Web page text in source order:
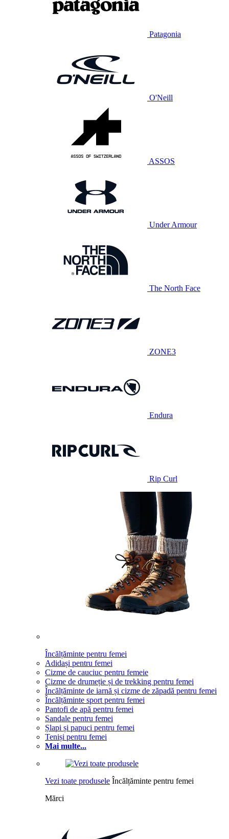
Patagonia
O'Neill
ASSOS
Under Armour
The North Face
ZONE3
Endura
Rip Curl
Încălțăminte pentru femei
Adidași pentru femei
Cizme de cauciuc pentru femeie
Cizme de drumeție și de trekking pentru femei
Încălțăminte de iarnă și cizme de zăpadă pentru femei
Încălțăminte sport pentru femei
Pantofi de apă pentru femei
Sandale pentru femei
Șlapi și papuci pentru femei
Teniși pentru femei
Mai multe...
Vezi toate produsele Încălțăminte pentru femei
Mărci